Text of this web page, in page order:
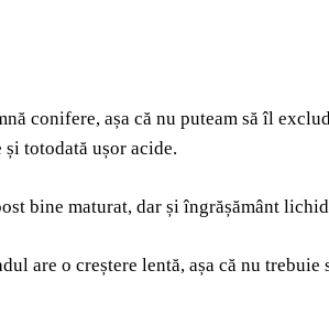
conifere, așa că nu puteam să îl
totodată ușor acide.
bine maturat, dar și îngrășământ
are o creștere lentă, așa că nu